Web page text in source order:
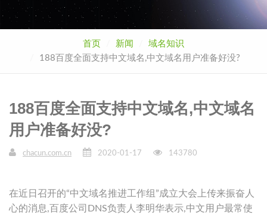
首页 新闻
域名知识
188百度全面支持中文域名,中文域名用户准备好没?
188百度全面支持中文域名,中文域名
用户准备好没?
chacun.com.cn 2020-01-17 143780
在近日召开的“中文域名推进工作组”成立大会上传来振奋人
心的消息,百度公司DNS负责人李明华表示,中文用户最常使